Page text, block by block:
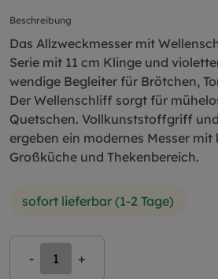
Beschreibung
Das Allzweckmesser mit
Serie mit 11 cm Klinge und
wendige Begleiter für Brötchen,
Der Wellenschliff sorgt für
Quetschen. Vollkunststoffgriff
ergeben ein modernes Messer mit
Großküche und Thekenbereich.
sofort lieferbar (1-2 Tage)
- +